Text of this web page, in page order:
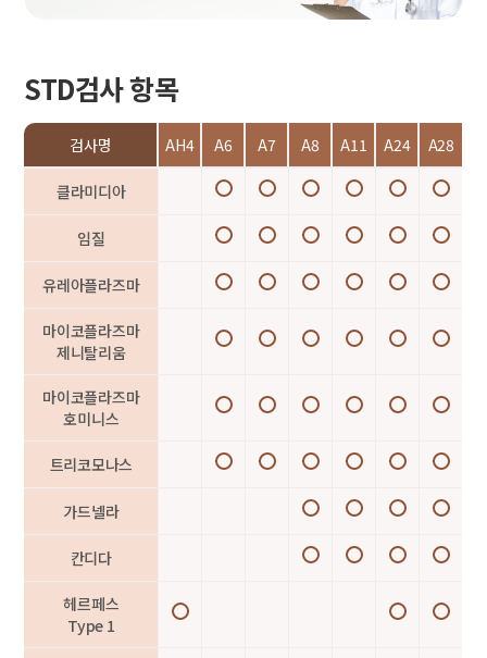
STD검사 항목
검사명 AH4 A6 A7 A8 A11 A24 A28
클라미디아
임질
유레아플라즈마
마이코플라즈마
제니탈리움
마이코플라즈마
호미니스
트리코모나스
가드넬라
칸디다
헤르페스
Type 1